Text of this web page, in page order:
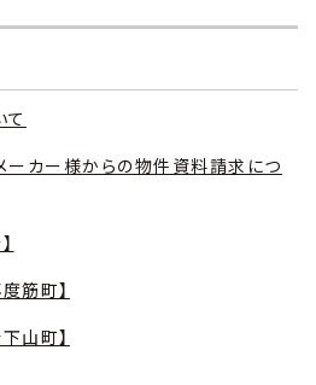
て
カー様からの物件資料請求につ
筋町】
山町】